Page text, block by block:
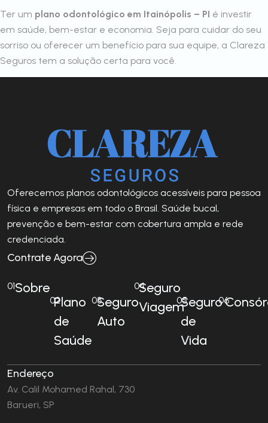
Ter um plano odontológico em Itainópolis – PI é investir
em saúde, bem-estar e economia. Seja para cuidar do seu
sorriso ou oferecer um benefício para sua equipe, a Clareza
Seguros tem a solução certa para você.
Oferecemos planos odontológicos acessíveis para pessoa
física e empresas em todo o Brasil. Saúde bucal,
prevenção e bem-estar com cobertura ampla e rede
credenciada.
Contrate Agora
01Sobre
02Plano
de
Saúde
03Seguro
Auto
04Seguro
Viagem
05Seguro
de
Vida
06
Endereço
Av. Calil Mohamed Rahal, 730
Barueri, SP